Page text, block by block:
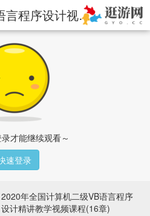
计算机二级VB语言程序设计视频课程-第08章-8.5控件数组.mp4 - 2020年全国计算机二级VB语言程序设计精讲教学视频课程(16章)
才能继续观看～
速登录
2020年全国计算机二级VB语言程序
设计精讲教学视频课程(16章)